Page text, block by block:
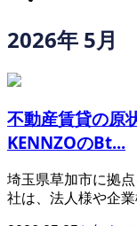
2026年 5月
不動産賃貸の原
KENNZOのBt...
埼玉県草加市に拠
社は、法人様や企